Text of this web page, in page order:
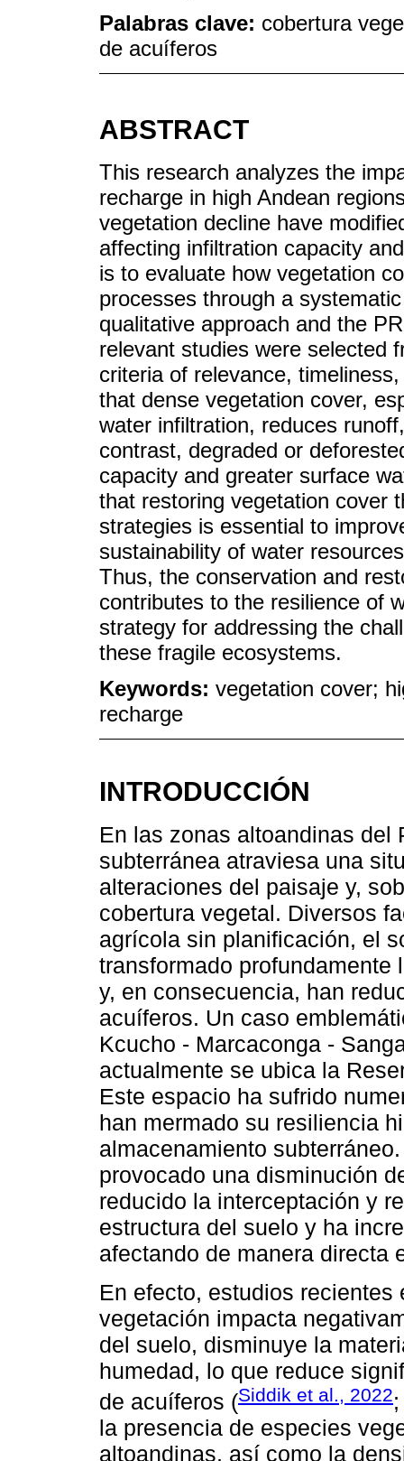
Palabras clave: cobertura
de acuíferos
ABSTRACT
This research analyzes the
recharge in high Andean
vegetation decline have
affecting infiltration capacity
is to evaluate how vegetation
processes through a
qualitative approach and the
relevant studies were selected
criteria of relevance,
that dense vegetation cover,
water infiltration, reduces
contrast, degraded or
capacity and greater surface
that restoring vegetation cover
strategies is essential to
sustainability of water
Thus, the conservation and
contributes to the resilience of
strategy for addressing the
these fragile ecosystems.
Keywords: vegetation cover;
recharge
INTRODUCCIÓN
En las zonas altoandinas del
subterránea atraviesa una
alteraciones del paisaje y,
cobertura vegetal. Diversos
agrícola sin planificación, el
transformado
y, en consecuencia, han
acuíferos. Un caso
Kcucho - Marcaconga -
actualmente se ubica la
Este espacio ha sufrido
han mermado su resiliencia
almacenamiento
provocado una disminución
reducido la interceptación y
estructura del suelo y ha
afectando de manera directa
En efecto, estudios
vegetación impacta
del suelo, disminuye la
humedad, lo que reduce
de acuíferos (Siddik et al., 2022
la presencia de especies
altoandinas, así como la